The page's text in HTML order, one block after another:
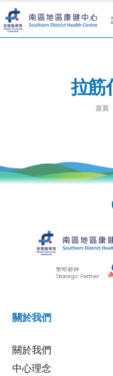
拉筋
首頁
關於我們
關於我們
中心理念